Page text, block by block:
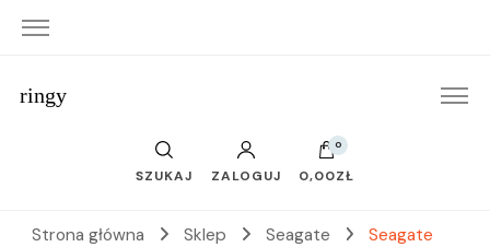
ringy
SZUKAJ ZALOGUJ
0
0,00ZŁ
Strona główna Sklep Seagate
Seagate